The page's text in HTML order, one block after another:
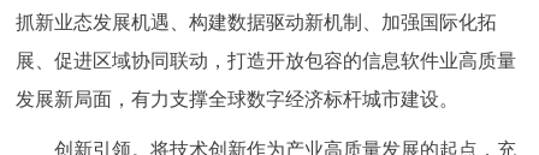
ESPAÑOL العربية PORTUGUÊS
ITALIANO
抓新业态发展机遇、构建数据驱动新机制、加强国际化拓
展、促进区域协同联动，打造开放包容的信息软件业高质量
发展新局面，有力支撑全球数字经济标杆城市建设。
创新引领。将技术创新作为产业高质量发展的起点，充